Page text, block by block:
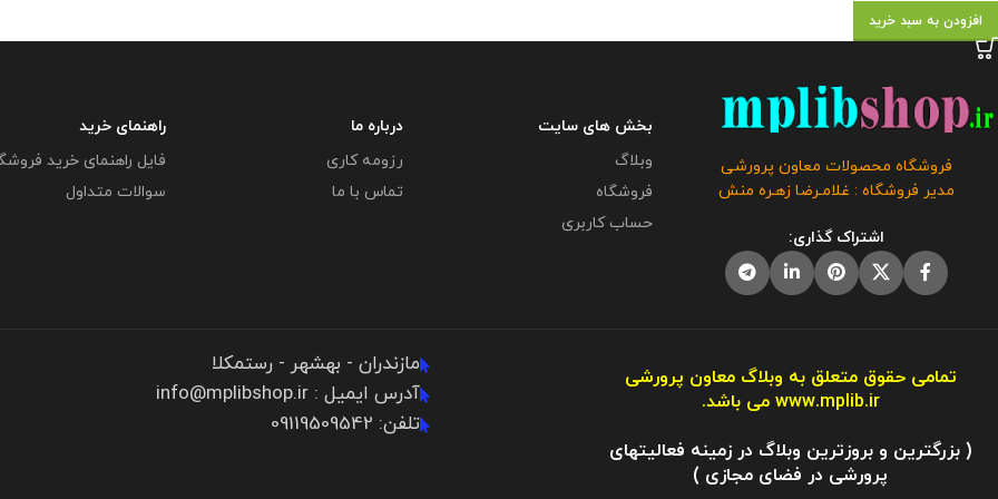
افزودن به سبد خرید
فروشگاه محصولات معاون پرورشی
مدیر فروشگاه : غلامـرضا زهـره منش
اشتراک گذاری:
بخش های سایت
وبلاگ
فروشگاه
حساب کاربری
درباره ما
رزومه کاری
تماس با ما
راهنمای خرید
فایل راهنمای خرید
سوالات متداول
تمامی حقوق متعلق به وبلاگ معاون پرورشی
www.mplib.ir می باشد.
( بزرگترین و بروزترین وبلاگ در زمینه فعالیتهای
پرورشی در فضای مجازی )
مازندران - بهشهر - رستمکلا
آدرس ایمیل : info@mplibshop.ir
تلفن: 09119509542​